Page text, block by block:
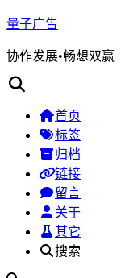
量子广告
协作发展•畅想双赢
首页
标签
归档
链接
留言
关于
其它
搜索